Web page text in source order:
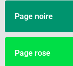
Page noire
Page rose